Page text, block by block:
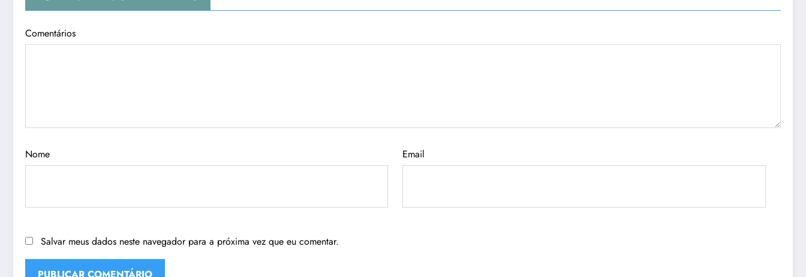
Comentários
Nome Email
Salvar meus dados neste navegador para a próxima vez que eu comentar.